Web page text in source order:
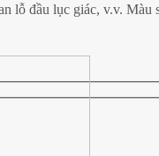
đầu lục giác, v.v. Màu